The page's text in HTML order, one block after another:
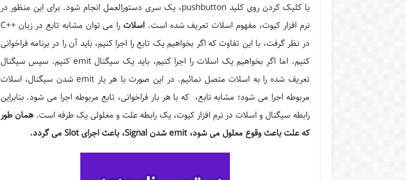
با کلیک کردن روی کلید pushbutton، یک سری دستورالعمل انجام شود. برای این منظور در
نرم افزار کیوت، مفهوم اسلات تعریف شده است. اسلات
را می توان مشابه تابع در زبان ++C
در نظر گرفت، با این تفاوت که اگر بخواهیم یک تابع را اجرا کنیم، باید آن را در برنامه فراخوانی
کنیم. اما اگر بخواهیم یک اسلات را اجرا کنیم، باید یک سیگنال emit کنیم. سپس سیگنال
تعریف شده را به اسلات متصل نمائیم. در این صورت با هر بار emit شدن سیگنال، اسلات
مربوطه اجرا می شود؛ مشابه تابع، که با هر بار فراخوانی، تابع مربوطه اجرا می شود. بنابراین
رابطه سیگنال و اسلات در نرم افزار کیوت، یک رابطه علت و معلولی یک طرفه است.همان طور
که علت باعث وقوع معلول می شود،emit شدنSignal، باعث اجرایSlotمی گردد.